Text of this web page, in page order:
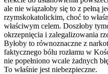
ale nie wiązałoby się to z pełną
rzymskokatolickim, choć to
właściwym celem. Doszłoby
okrzepnięcia i zalegalizowania
Byłoby to równoznaczne z
faktycznego bólu rozłamu w
nie popełniono wcale żadnych
To właśnie jest niebezpieczne.